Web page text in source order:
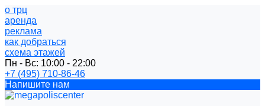
о трц
аренда
реклама
как добраться
схема этажей
Пн - Вс: 10:00 - 22:00
+7 (495) 710-86-46
Напишите нам